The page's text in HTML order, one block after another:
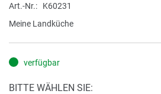
der
Bildergalerie
Art.-Nr.
K60231
Meine Landküche
verfügbar
BITTE WÄHLEN SIE: